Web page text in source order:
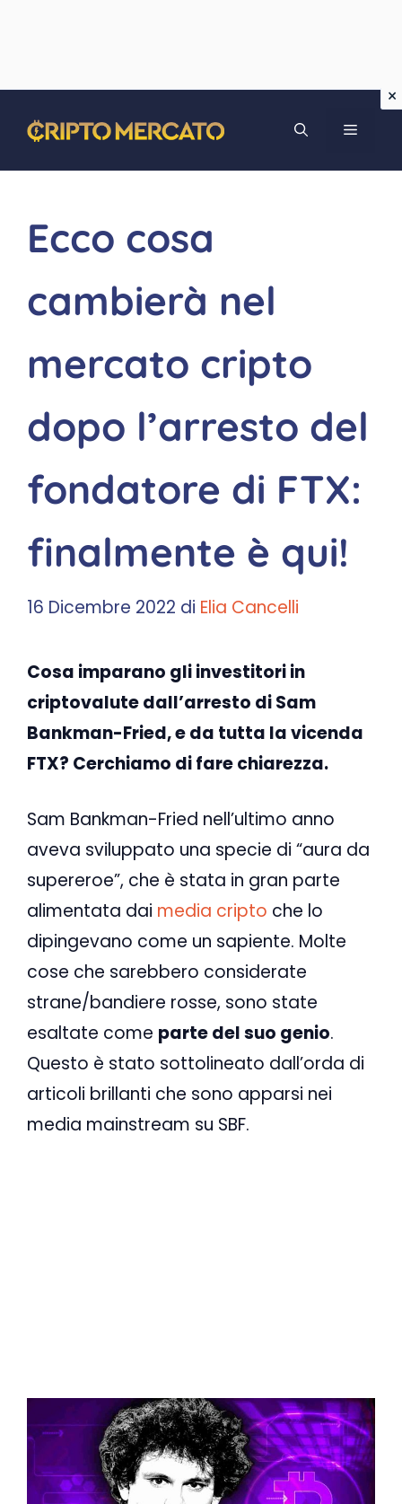
contenuto
MENU
Ecco cosa
cambierà nel
mercato cripto
dopo l’arresto del
fondatore di FTX:
finalmente è qui!
16 Dicembre 2022 di Elia Cancelli
Cosa imparano gli investitori in
criptovalute dall’arresto di Sam
Bankman-Fried, e da tutta la vicenda
FTX? Cerchiamo di fare chiarezza.
Sam Bankman-Fried nell’ultimo anno
aveva sviluppato una specie di “aura da
supereroe”, che è stata in gran parte
alimentata dai media cripto che lo
dipingevano come un sapiente. Molte
cose che sarebbero considerate
strane/bandiere rosse, sono state
esaltate come parte del suo genio.
Questo è stato sottolineato dall’orda di
articoli brillanti che sono apparsi nei
media mainstream su SBF.